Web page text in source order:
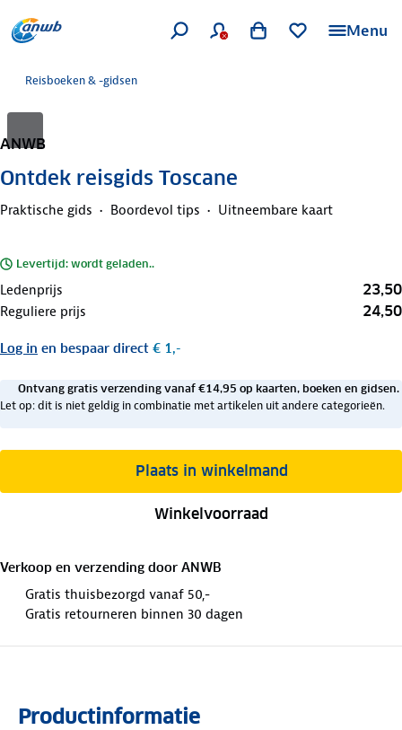
Menu
Reisboeken & -gidsen
ANWB
Ontdek reisgids Toscane
Praktische gids Boordevol tips Uitneembare kaart
Levertijd: wordt geladen..
Ledenprijs 23,50
Reguliere prijs 24,50
Log in en bespaar direct € 1,-
Ontvang gratis verzending vanaf €14,95 op kaarten, boeken en gidsen.
Let op: dit is niet geldig in combinatie met artikelen uit andere categorieën.
Plaats in winkelmand
Winkelvoorraad
Verkoop en verzending door ANWB
Gratis thuisbezorgd vanaf 50,-
Gratis retourneren binnen 30 dagen
Productinformatie